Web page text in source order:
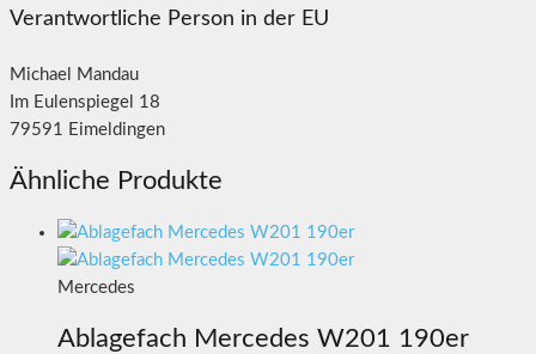
Verantwortliche Person in der EU
Michael Mandau
Im Eulenspiegel 18
79591 Eimeldingen
Ähnliche Produkte
Mercedes
Ablagefach Mercedes W201 190er